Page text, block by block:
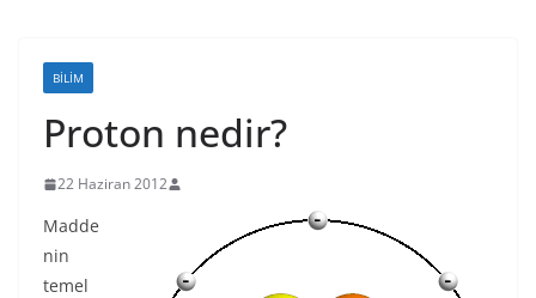
BILIM
Proton nedir?
22 Haziran 2012
Madde
nin
temel